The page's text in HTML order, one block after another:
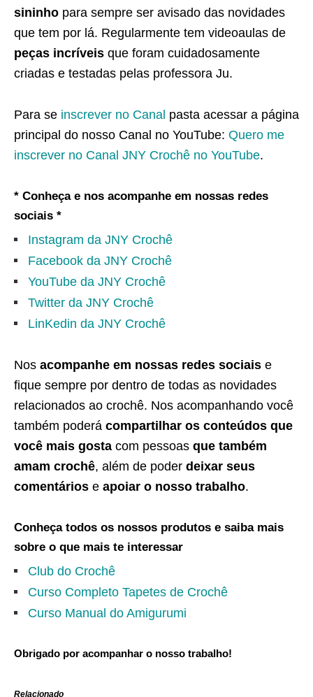
sininho para sempre ser avisado das novidades
que tem por lá. Regularmente tem videoaulas de
peças incríveis que foram cuidadosamente
criadas e testadas pelas professora Ju.
Para se inscrever no Canal pasta acessar a página
principal do nosso Canal no YouTube: Quero me
inscrever no Canal JNY Crochê no YouTube.
* Conheça e nos acompanhe em nossas redes
sociais *
Instagram da JNY Crochê
Facebook da JNY Crochê
YouTube da JNY Crochê
Twitter da JNY Crochê
LinKedin da JNY Crochê
Nos acompanhe em nossas redes sociais e
fique sempre por dentro de todas as novidades
relacionados ao crochê. Nos acompanhando você
também poderá compartilhar os conteúdos que
você mais gosta com pessoas que também
amam crochê, além de poder deixar seus
comentários e apoiar o nosso trabalho.
Conheça todos os nossos produtos e saiba mais
sobre o que mais te interessar
Club do Crochê
Curso Completo Tapetes de Crochê
Curso Manual do Amigurumi
Obrigado por acompanhar o nosso trabalho!
Relacionado